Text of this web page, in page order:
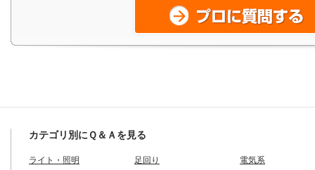
カテゴリ別にＱ＆Ａを見る
ライト・照明
足回り
電気系